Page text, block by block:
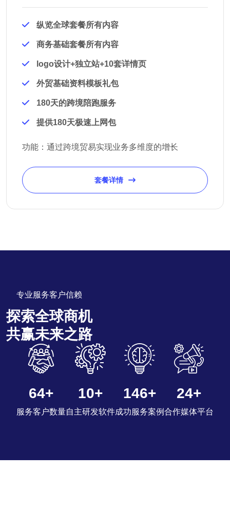
纵览全球套餐所有内容
商务基础套餐所有内容
logo设计+独立站+10套详情页
外贸基础资料模板礼包
180天的跨境陪跑服务
提供180天极速上网包
功能：通过跨境贸易实现业务多维度的增长
套餐详情
专业服务客户信赖
探索全球商机
共赢未来之路
105+
服务客户数量
16+
自主研发软件
240+
成功服务案例
40+
合作媒体平台